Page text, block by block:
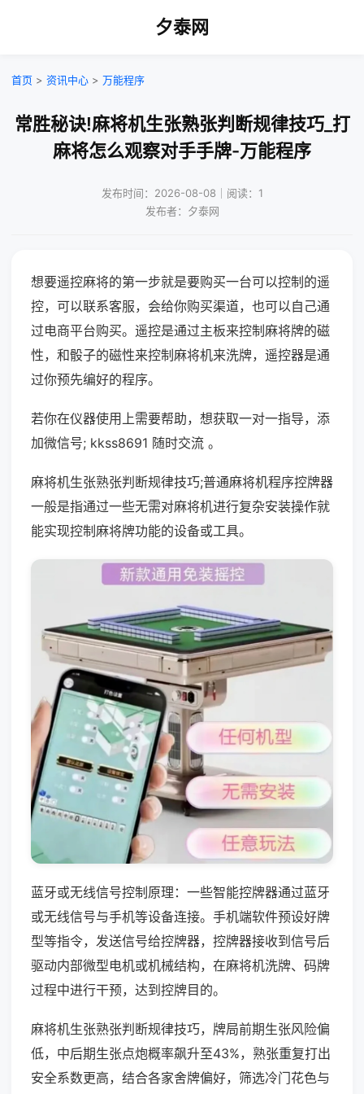
夕泰网
首页 > 资讯中心 > 万能程序
常胜秘诀!麻将机生张熟张判断规律技巧_打
麻将怎么观察对手手牌-万能程序
发布时间：2026-08-08｜阅读：1
发布者：夕泰网
想要遥控麻将的第一步就是要购买一台可以控制的遥
控，可以联系客服，会给你购买渠道，也可以自己通
过电商平台购买。遥控是通过主板来控制麻将牌的磁
性，和骰子的磁性来控制麻将机来洗牌，遥控器是通
过你预先编好的程序。
若你在仪器使用上需要帮助，想获取一对一指导，添
加微信号; kkss8691 随时交流 。
麻将机生张熟张判断规律技巧;普通麻将机程序控牌器
一般是指通过一些无需对麻将机进行复杂安装操作就
能实现控制麻将牌功能的设备或工具。
蓝牙或无线信号控制原理：一些智能控牌器通过蓝牙
或无线信号与手机等设备连接。手机端软件预设好牌
型等指令，发送信号给控牌器，控牌器接收到信号后
驱动内部微型电机或机械结构，在麻将机洗牌、码牌
过程中进行干预，达到控牌目的。
麻将机生张熟张判断规律技巧，牌局前期生张风险偏
低，中后期生张点炮概率飙升至43%，熟张重复打出
安全系数更高，结合各家舍牌偏好，筛选冷门花色与